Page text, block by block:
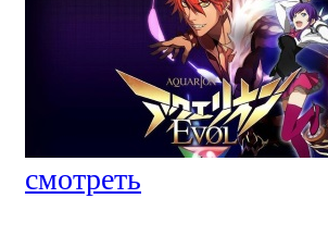
смотреть